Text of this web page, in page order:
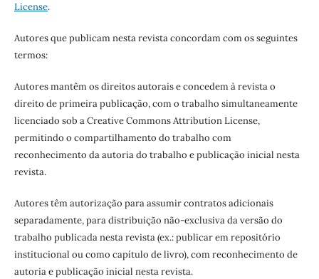
License.
Autores que publicam nesta revista concordam com os seguintes
termos:
Autores mantêm os direitos autorais e concedem à revista o
direito de primeira publicação, com o trabalho simultaneamente
licenciado sob a Creative Commons Attribution License,
permitindo o compartilhamento do trabalho com
reconhecimento da autoria do trabalho e publicação inicial nesta
revista.
Autores têm autorização para assumir contratos adicionais
separadamente, para distribuição não-exclusiva da versão do
trabalho publicada nesta revista (ex.: publicar em repositório
institucional ou como capítulo de livro), com reconhecimento de
autoria e publicação inicial nesta revista.